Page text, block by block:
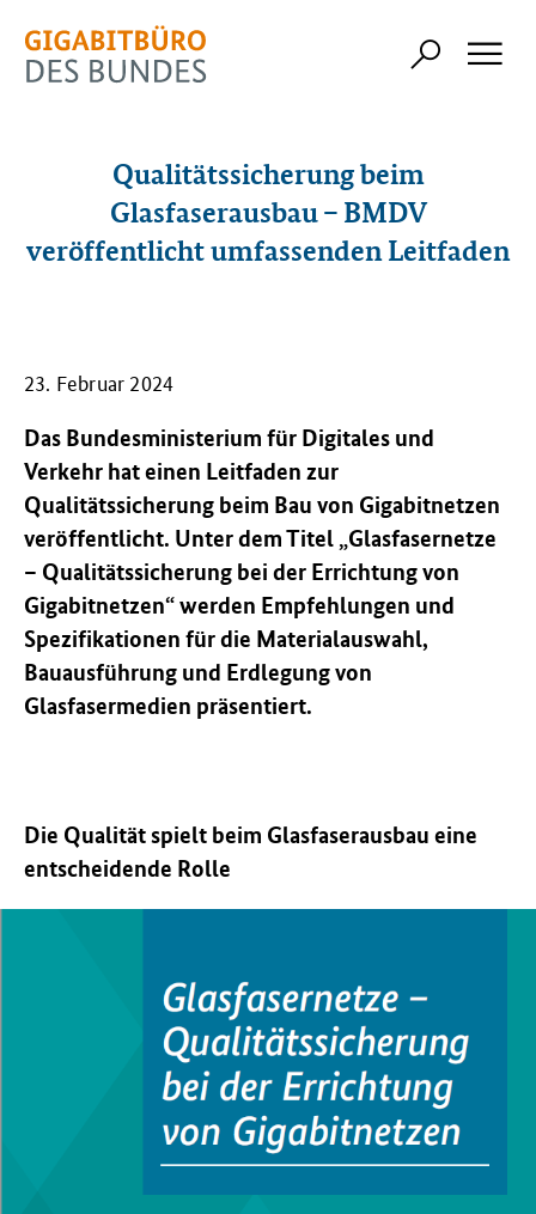
Qualitätssicherung beim
Glasfaserausbau – BMDV
veröffentlicht umfassenden Leitfaden
23. Februar 2024
Das Bundesministerium für Digitales und
Verkehr hat einen Leitfaden zur
Qualitätssicherung beim Bau von Gigabitnetzen
veröffentlicht. Unter dem Titel „Glasfasernetze
– Qualitätssicherung bei der Errichtung von
Gigabitnetzen“ werden Empfehlungen und
Spezifikationen für die Materialauswahl,
Bauausführung und Erdlegung von
Glasfasermedien präsentiert.
Die Qualität spielt beim Glasfaserausbau eine
entscheidende Rolle